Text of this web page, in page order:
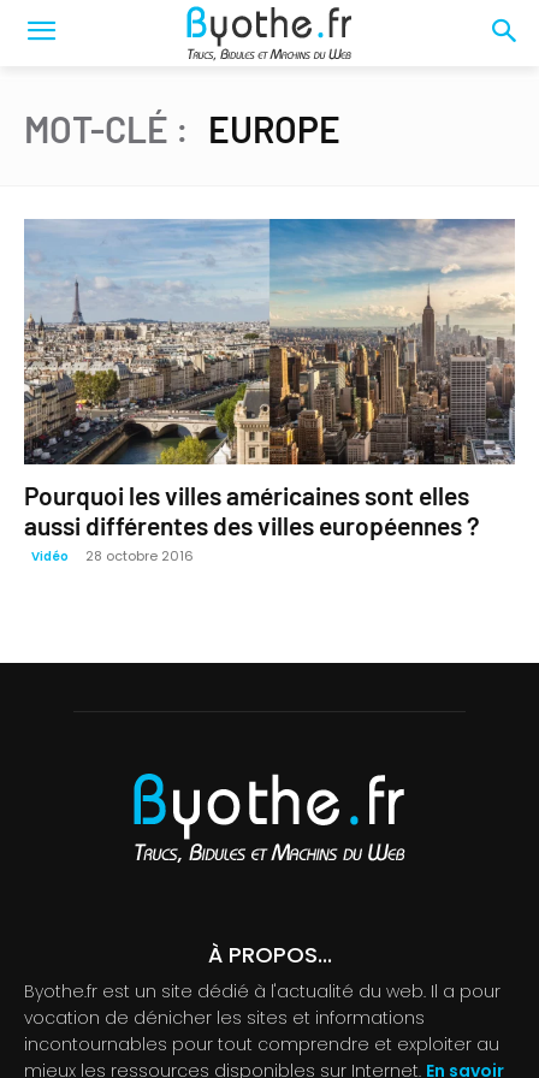
MOT-CLÉ : EUROPE
Pourquoi les villes américaines sont elles
aussi différentes des villes européennes ?
Vidéo 28 octobre 2016
À PROPOS...
Byothe.fr est un site dédié à l'actualité du web. Il a pour
vocation de dénicher les sites et informations
incontournables pour tout comprendre et exploiter au
mieux les ressources disponibles sur Internet. En savoir